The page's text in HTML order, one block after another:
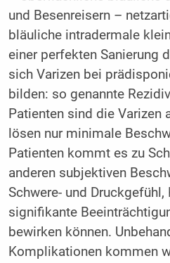
und Besenreisern –
bläuliche intradermale
einer perfekten Sanierung
sich Varizen bei
bilden: so genannte
Patienten sind die
lösen nur minimale
Patienten kommt es zu
anderen subjektiven
Schwere- und
signifikante
bewirken können.
Komplikationen kommen